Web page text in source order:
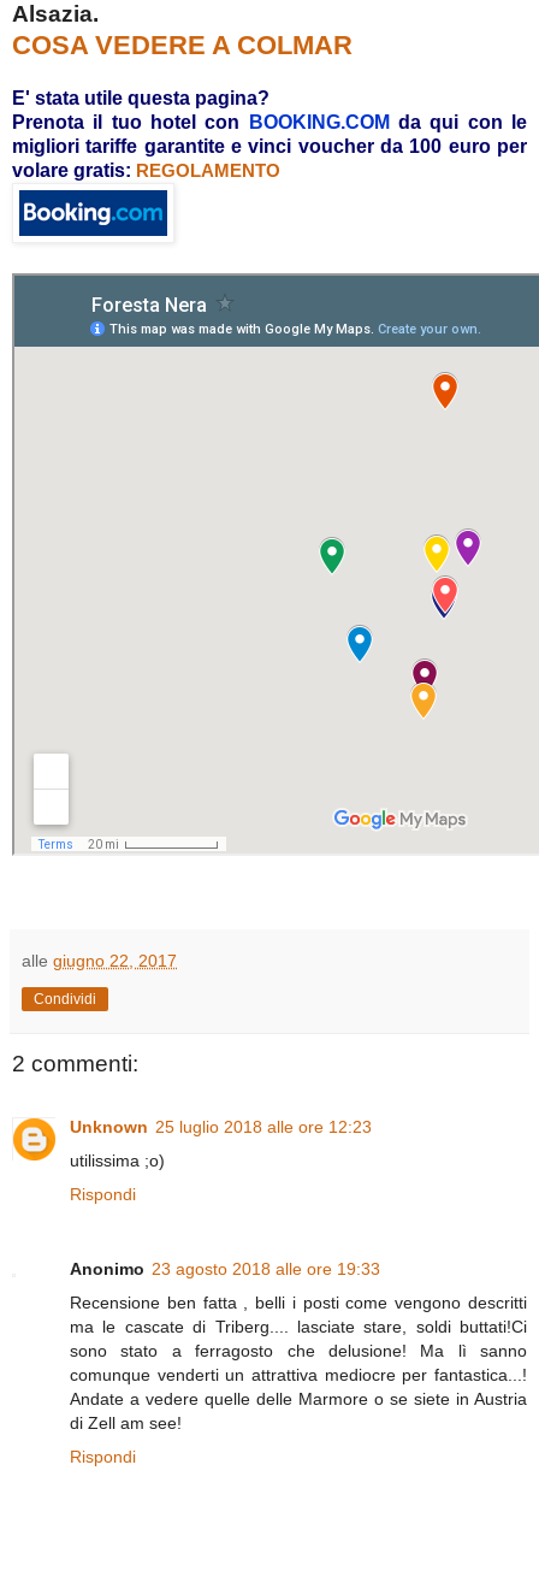
Alsazia.
COSA VEDERE A COLMAR
E' stata utile questa pagina?
Prenota il tuo hotel con
BOOKING.COM da qui con le
migliori tariffe garantite e vinci voucher da 100 euro per
volare gratis: REGOLAMENTO
alle giugno 22, 2017
Condividi
2 commenti:
Unknown 25 luglio 2018 alle ore 12:23
utilissima ;o)
Rispondi
Anonimo 23 agosto 2018 alle ore 19:33
Recensione ben fatta , belli i posti come vengono descritti
ma le cascate di Triberg.... lasciate stare, soldi buttati!Ci
sono stato a ferragosto che delusione! Ma lì sanno
comunque venderti un attrattiva mediocre per fantastica...!
Andate a vedere quelle delle Marmore o se siete in Austria
di Zell am see!
Rispondi